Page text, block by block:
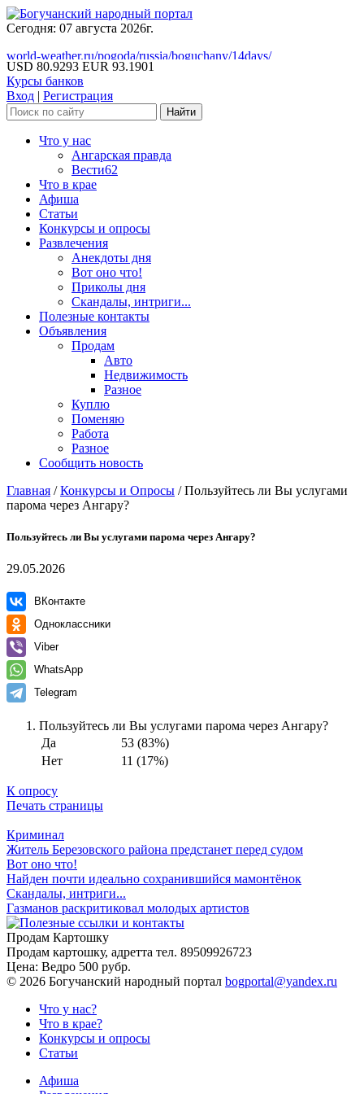
Сегодня: 07 августа 2026г.
world-weather.ru/pogoda/russia/boguchany/14days/
USD 80.9293 EUR 93.1901
Курсы банков
Вход | Регистрация
Что у нас
Ангарская правда
Вести62
Что в крае
Афиша
Статьи
Конкурсы и опросы
Развлечения
Анекдоты дня
Вот оно что!
Приколы дня
Скандалы, интриги...
Полезные контакты
Объявления
Продам
Авто
Недвижимость
Разное
Куплю
Поменяю
Работа
Разное
Сообщить новость
Главная /Конкурсы и Опросы /Пользуйтесь ли Вы услугами
парома через Ангару?
Пользуйтесь ли Вы услугами парома через Ангару?
29.05.2026
ВКонтакте
Одноклассники
Viber
WhatsApp
Telegram
Пользуйтесь ли Вы услугами парома через Ангару?
Да
53 (83%)
Нет
11 (17%)
К опросу
Печать страницы
Криминал
Житель Березовского района предстанет перед судом
Вот оно что!
Найден почти идеально сохранившийся мамонтёнок
Скандалы, интриги...
Газманов раскритиковал молодых артистов
Продам Картошку
Продам картошку, адретта тел. 89509926723
Цена: Ведро 500 рубр.
© 2026 Богучанский народный портал bogportal@yandex.ru
Что у нас?
Что в крае?
Конкурсы и опросы
Статьи
Афиша